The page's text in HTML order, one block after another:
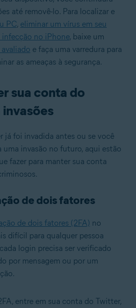
até removê-lo. Para localizar e
PC, eliminar um vírus em seu
infecção no iPhone, baixe um
e faça uma varredura para
as ameaças à segurança.
sua conta do
já foi invadida antes ou se você
invasão no futuro, aqui estão
fazer para manter sua conta
de dois fatores
de dois fatores (2FA) no
difícil para qualquer pessoa
login precisa ser verificado
por mensagem ou por um
entre em sua conta do Twitter,